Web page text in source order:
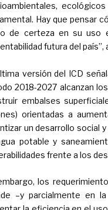
Hay que pensar
de certeza en su uso
futura del país”,
versión del ICD
2018-2027 alcanzan
embalses
orientadas a
un desarrollo social
potable y
frente a los
los
–y parcialmente en